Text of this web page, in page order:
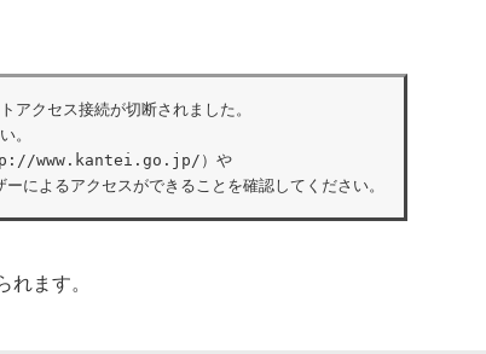
アクセス接続が切断されました。
。
//www.kantei.go.jp/）や
るアクセスができることを確認してください。
れます。